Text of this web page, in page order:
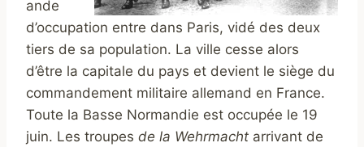
ande
d’occupation entre dans Paris, vidé des deux
tiers de sa population. La ville cesse alors
d’être la capitale du pays et devient le siège du
commandement militaire allemand en France.
Toute la Basse Normandie est occupée le 19
juin. Les troupes de la Wehrmacht arrivant de